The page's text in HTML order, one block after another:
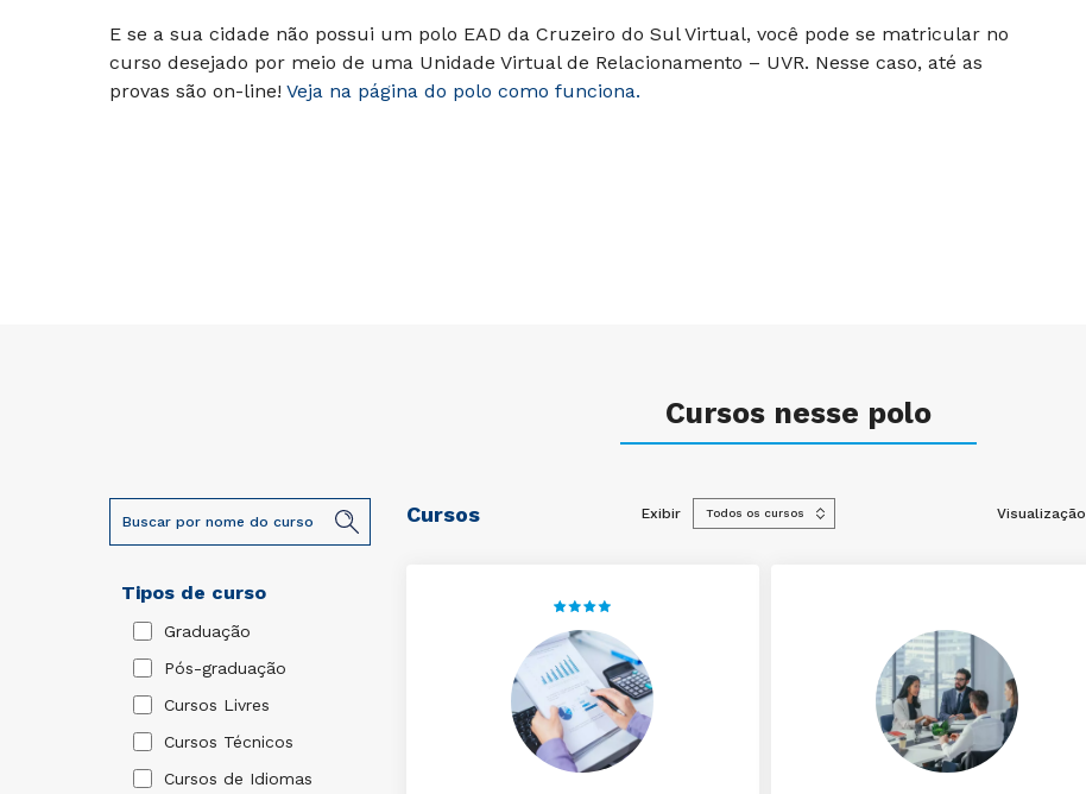
E se a sua cidade não possui um polo EAD da Cruzeiro do Sul Virtual, você pode se matricular no
curso desejado por meio de uma Unidade Virtual de Relacionamento – UVR. Nesse caso, até as
provas são on-line! Veja na página do polo como funciona.
Cursos nesse polo
Tipos de curso
Graduação
Pós-graduação
Cursos Livres
Cursos Técnicos
Cursos de Idiomas
Cursos Exibir Visualização